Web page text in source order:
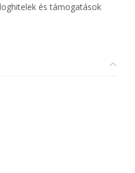
és támogatások